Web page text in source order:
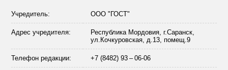
Учредитель: ООО "ГОСТ"
Адрес учредителя:
Республика Мордовия, г.Саранск,
ул.Кочкуровская, д.13, помещ.9
Телефон редакции: +7 (8482) 93 – 06-06